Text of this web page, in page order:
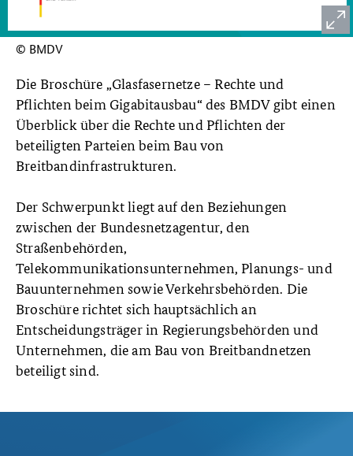
© BMDV
Die Broschüre „Glasfasernetze – Rechte und
Pflichten beim Gigabitausbau“ des BMDV gibt einen
Überblick über die Rechte und Pflichten der
beteiligten Parteien beim Bau von
Breitbandinfrastrukturen.
Der Schwerpunkt liegt auf den Beziehungen
zwischen der Bundesnetzagentur, den
Straßenbehörden,
Telekommunikationsunternehmen, Planungs- und
Bauunternehmen sowie Verkehrsbehörden. Die
Broschüre richtet sich hauptsächlich an
Entscheidungsträger in Regierungsbehörden und
Unternehmen, die am Bau von Breitbandnetzen
beteiligt sind.